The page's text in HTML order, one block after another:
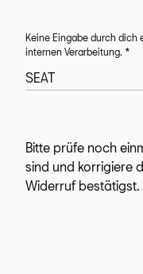
Keine Eingabe durch dich
internen Verarbeitung. *
Bitte prüfe noch
sind und korrigiere
Widerruf bestätigst.